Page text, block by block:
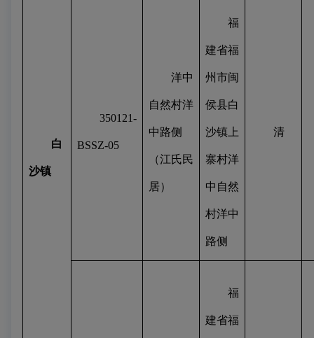
白
沙镇
350121-
BSSZ-05
洋中
自然村洋
中路侧
（江氏民
居）
福
建省福
州市闽
侯县白
沙镇上
寨村洋
中自然
村洋中
路侧
清
福
建省福